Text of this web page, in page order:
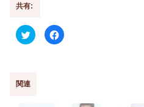
共有:
ク
リ
F
a
関連